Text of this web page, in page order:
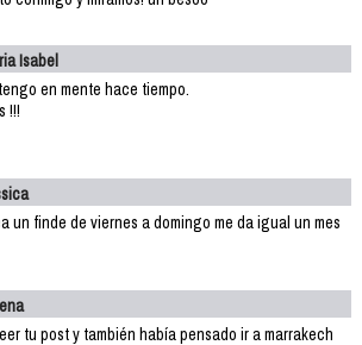
Isabel
en mente hace tiempo.
!!!
un finde de viernes a domingo me da igual un mes
tu post y también había pensado ir a marrakech